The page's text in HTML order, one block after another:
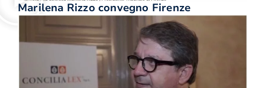
Marilena Rizzo convegno Firenze